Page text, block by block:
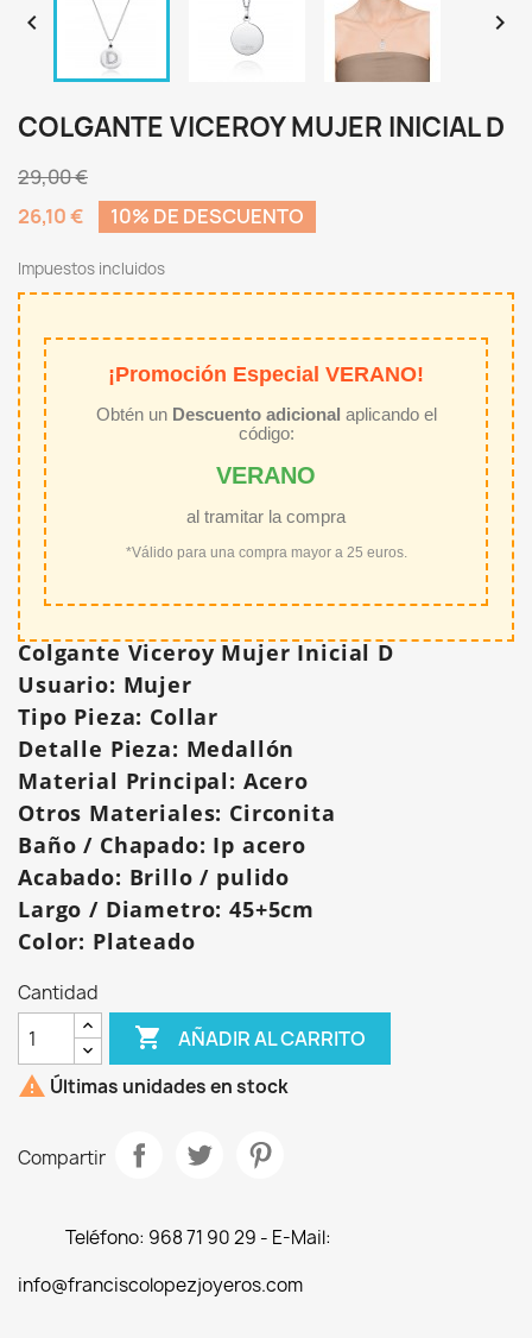
 
COLGANTE VICEROY MUJER INICIAL D
29,00 €
26,10 €
10% DE DESCUENTO
Impuestos incluidos
¡Promoción Especial VERANO!
Obtén un Descuento adicional aplicando el
código:
VERANO
al tramitar la compra
*Válido para una compra mayor a 25 euros.
Colgante Viceroy Mujer Inicial D
Usuario: Mujer
Tipo Pieza: Collar
Detalle Pieza: Medallón
Material Principal: Acero
Otros Materiales: Circonita
Baño / Chapado: Ip acero
Acabado: Brillo / pulido
Largo / Diametro: 45+5cm
Color: Plateado
Cantidad
 AÑADIR AL CARRITO
 Últimas unidades en stock
Compartir
Teléfono: 968 71 90 29 - E-Mail:
info@franciscolopezjoyeros.com